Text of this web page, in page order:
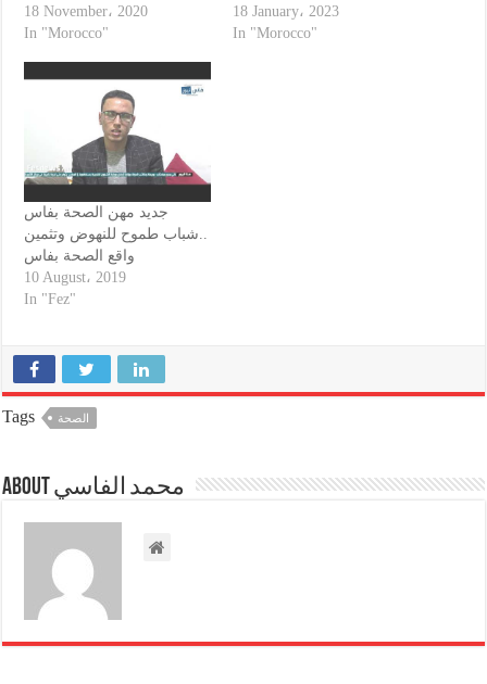
18 November، 2020
In "Morocco"
18 January، 2023
In "Morocco"
جديد مهن الصحة بفاس
..شباب طموح للنهوض وتثمين
واقع الصحة بفاس
10 August، 2019
In "Fez"
Tags الصحة
About محمد الفاسي